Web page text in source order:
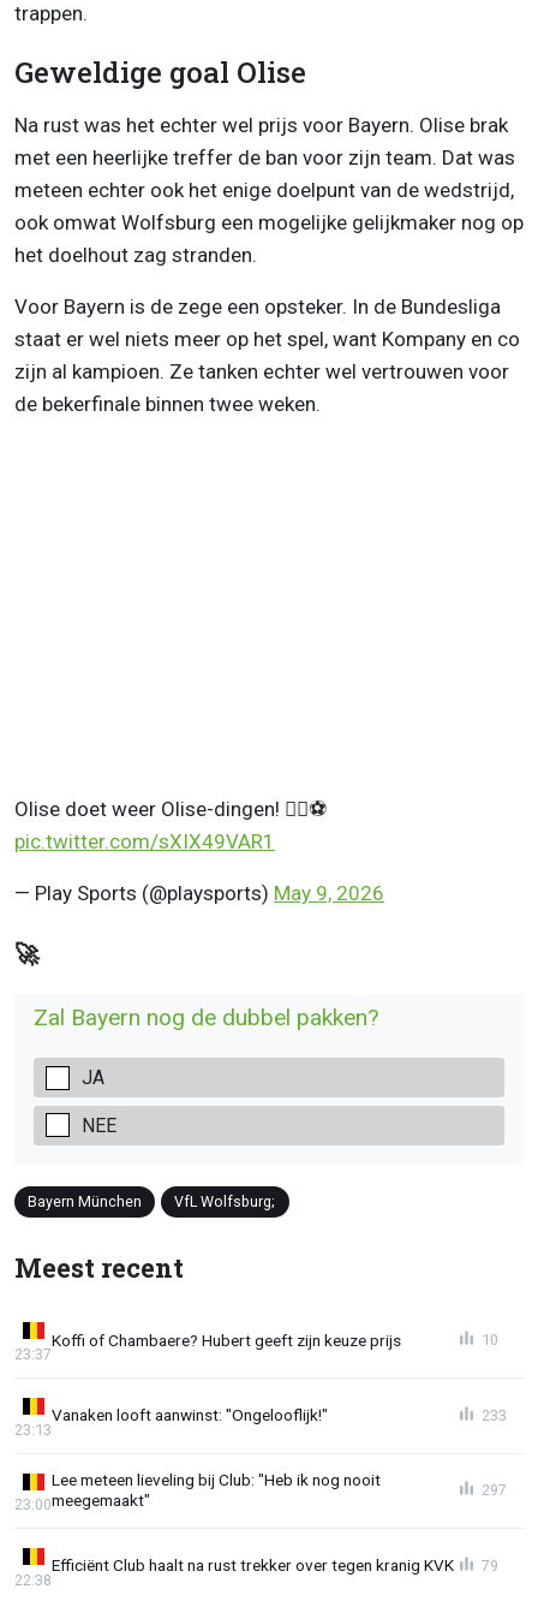
trappen.
Geweldige goal Olise
Na rust was het echter wel prijs voor Bayern. Olise brak
met een heerlijke treffer de ban voor zijn team. Dat was
meteen echter ook het enige doelpunt van de wedstrijd,
ook omwat Wolfsburg een mogelijke gelijkmaker nog op
het doelhout zag stranden.
Voor Bayern is de zege een opsteker. In de Bundesliga
staat er wel niets meer op het spel, want Kompany en co
zijn al kampioen. Ze tanken echter wel vertrouwen voor
de bekerfinale binnen twee weken.
Olise doet weer Olise-dingen! 😮‍💨⚽
pic.twitter.com/sXIX49VAR1
— Play Sports (@playsports) May 9, 2026
🚀
Zal Bayern nog de dubbel pakken?
JA
NEE
Bayern München VfL Wolfsburg;
Meest recent
Koffi of Chambaere? Hubert geeft zijn keuze prijs
23:37
10
Vanaken looft aanwinst: "Ongelooflijk!"
23:13
233
Lee meteen lieveling bij Club: "Heb ik nog nooit
meegemaakt"
23:00
297
Efficiënt Club haalt na rust trekker over tegen kranig KVK
22:38
79